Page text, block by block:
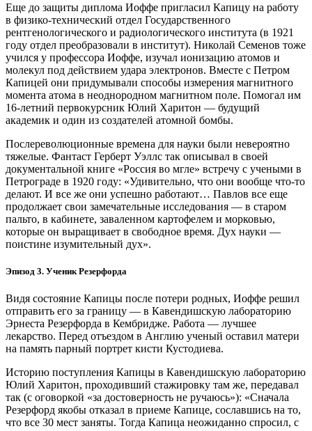
Еще до защиты диплома Иоффе пригласил Капицу на работу
в физико-технический отдел Государственного
рентгенологического и радиологического института (в 1921
году отдел преобразовали в институт). Николай Семенов тоже
учился у профессора Иоффе, изучал ионизацию атомов и
молекул под действием удара электронов. Вместе с Петром
Капицей они придумывали способы измерения магнитного
момента атома в неоднородном магнитном поле. Помогал им
16‑летний первокурсник Юлий Харитон — ​будущий
академик и один из создателей атомной бомбы.
Послереволюционные времена для науки были невероятно
тяжелые. Фантаст Герберт Уэллс так описывал в своей
документальной книге «Россия во мгле» встречу с учеными в
Петрограде в 1920 году: «Удивительно, что они вообще что‑то
делают. И все же они успешно работают… Павлов все еще
продолжает свои замечательные исследования — ​в старом
пальто, в кабинете, заваленном картофелем и морковью,
которые он выращивает в свободное время. Дух науки — ​
поистине изумительный дух».
Эпизод 3. Ученик Резерфорда
Видя состояние Капицы после потери родных, Иоффе решил
отправить его за границу — ​в Кавендишскую лабораторию
Эрнеста Резерфорда в Кембридже. Работа — ​лучшее
лекарство. Перед отъездом в Англию ученый оставил матери
на память парный портрет кисти Кустодиева.
Историю поступления Капицы в Кавендишскую лабораторию
Юлий Харитон, проходивший стажировку там же, передавал
так (с оговоркой «за достоверность не ручаюсь»): «Сначала
Резерфорд якобы отказал в приеме Капице, сославшись на то,
что все 30 мест заняты. Тогда Капица неожиданно спросил, с